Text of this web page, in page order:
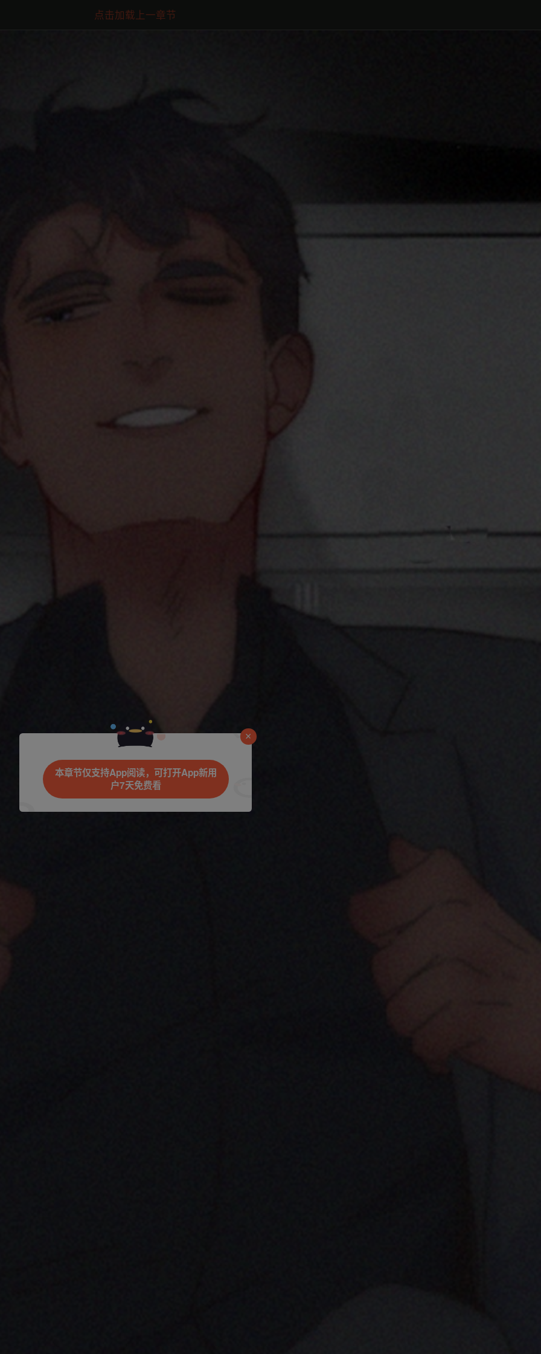
点击加载上一章节
本章节仅支持App阅读，可打开App新用
户7天免费看
是否前往腾漫App继续阅读
立即前往